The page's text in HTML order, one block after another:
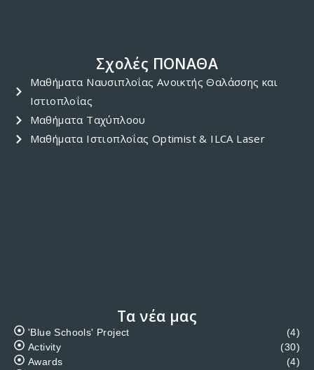
Σχολές ΠΟΝΑΘΑ
Μαθήματα Ναυσιπλοΐας Ανοικτής Θαλάσσης και
Ιστιοπλοΐας
Μαθήματα Ταχύπλοου
Μαθήματα Ιστιοπλοΐας Optimist & ILCA Laser
Τα νέα μας
'Blue Schools' Project
(4)
Activity
(30)
Awards
(4)